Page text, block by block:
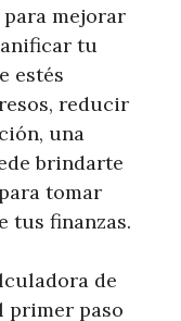
mejorar
tu
estés
reducir
una
brindarte
tomar
tus finanzas.
de
primer paso